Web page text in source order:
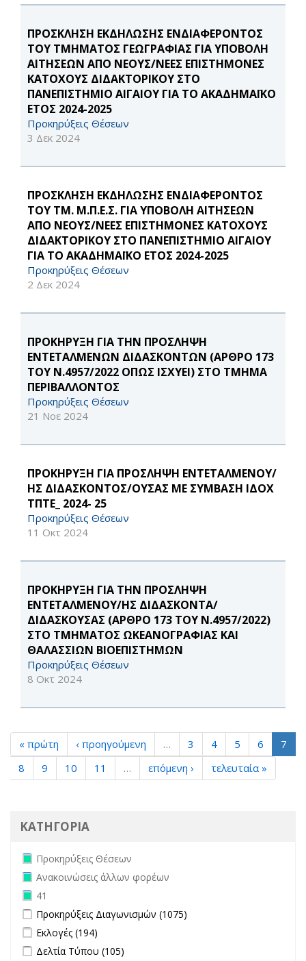
ΠΡΟΣΚΛΗΣΗ ΕΚΔΗΛΩΣΗΣ ΕΝΔΙΑΦΕΡΟΝΤΟΣ
ΤΟΥ ΤΜΗΜΑΤΟΣ ΓΕΩΓΡΑΦΙΑΣ ΓΙΑ ΥΠΟΒΟΛΗ
ΑΙΤΗΣΕΩΝ ΑΠΟ ΝΕΟΥΣ/ΝΕΕΣ ΕΠΙΣΤΗΜΟΝΕΣ
ΚΑΤΟΧΟΥΣ ΔΙΔΑΚΤΟΡΙΚΟΥ ΣΤΟ
ΠΑΝΕΠΙΣΤΗΜΙΟ ΑΙΓΑΙΟΥ ΓΙΑ ΤΟ ΑΚΑΔΗΜΑΪΚΟ
ΕΤΟΣ 2024-2025
Προκηρύξεις Θέσεων
3 Δεκ 2024
ΠΡΟΣΚΛΗΣΗ ΕΚΔΗΛΩΣΗΣ ΕΝΔΙΑΦΕΡΟΝΤΟΣ
ΤΟΥ ΤΜ. Μ.Π.Ε.Σ. ΓΙΑ ΥΠΟΒΟΛΗ ΑΙΤΗΣΕΩΝ
ΑΠΟ ΝΕΟΥΣ/ΝΕΕΣ ΕΠΙΣΤΗΜΟΝΕΣ ΚΑΤΟΧΟΥΣ
ΔΙΔΑΚΤΟΡΙΚΟΥ ΣΤΟ ΠΑΝΕΠΙΣΤΗΜΙΟ ΑΙΓΑΙΟΥ
ΓΙΑ ΤΟ ΑΚΑΔΗΜΑΪΚΟ ΕΤΟΣ 2024-2025
Προκηρύξεις Θέσεων
2 Δεκ 2024
ΠΡΟΚΗΡΥΞΗ ΓΙΑ ΤΗΝ ΠΡΟΣΛΗΨΗ
ΕΝΤΕΤΑΛΜΕΝΩΝ ΔΙΔΑΣΚΟΝΤΩΝ (ΑΡΘΡΟ 173
ΤΟΥ Ν.4957/2022 ΟΠΩΣ ΙΣΧΥΕΙ) ΣΤΟ ΤΜΗΜΑ
ΠΕΡΙΒΑΛΛΟΝΤΟΣ
Προκηρύξεις Θέσεων
21 Νοε 2024
ΠΡΟΚΗΡΥΞΗ ΓΙΑ ΠΡΟΣΛΗΨΗ ΕΝΤΕΤΑΛΜΕΝΟΥ/
ΗΣ ΔΙΔΑΣΚΟΝΤΟΣ/ΟΥΣΑΣ ΜΕ ΣΥΜΒΑΣΗ ΙΔΟΧ
ΤΠΤΕ_ 2024- 25
Προκηρύξεις Θέσεων
11 Οκτ 2024
ΠΡΟΚΗΡΥΞΗ ΓΙΑ ΤΗΝ ΠΡΟΣΛΗΨΗ
ΕΝΤΕΤΑΛΜΕΝΟΥ/ΗΣ ΔΙΔΑΣΚΟΝΤΑ/
ΔΙΔΑΣΚΟΥΣΑΣ (ΑΡΘΡΟ 173 ΤΟΥ Ν.4957/2022)
ΣΤΟ ΤΜΗΜΑΤΟΣ ΩΚΕΑΝΟΓΡΑΦΙΑΣ ΚΑΙ
ΘΑΛΑΣΣΙΩΝ ΒΙΟΕΠΙΣΤΗΜΩΝ
Προκηρύξεις Θέσεων
8 Οκτ 2024
« πρώτη ‹ προηγούμενη … 3 4 5 6
7
8
9 10 11 … επόμενη › τελευταία »
ΚΑΤΗΓΟΡΙΑ
Remove Προκηρύξεις Θέσεων filter
Προκηρύξεις Θέσεων
Remove Ανακοινώσεις άλλων φορέων filter
Ανακοινώσεις άλλων φορέων
Remove 41 filter
41
Apply Προκηρύξεις Διαγωνισμών filter
Προκηρύξεις Διαγωνισμών (1075)
Apply Εκλογές filter
Εκλογές (194)
Apply Δελτία Τύπου filter
Δελτία Τύπου (105)